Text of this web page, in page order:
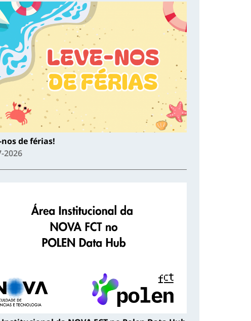
nos de férias!
2026